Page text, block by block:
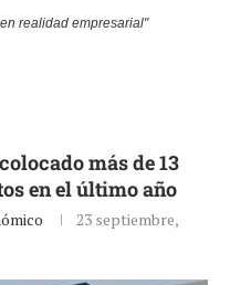
realidad empresarial"
más de 13
en el último año
23 septiembre,